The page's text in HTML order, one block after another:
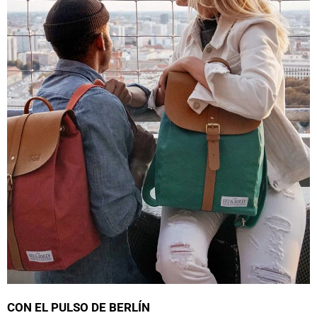
CON EL PULSO DE BERLÍN